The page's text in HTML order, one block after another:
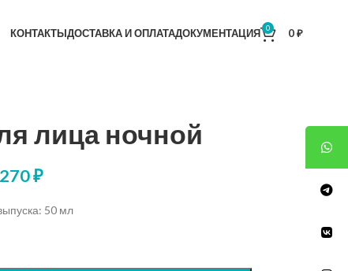
КОНТАКТЫДОСТАВКА И ОПЛАТАДОКУМЕНТАЦИЯ 0 0₽
лица ночной
₽
50 мл